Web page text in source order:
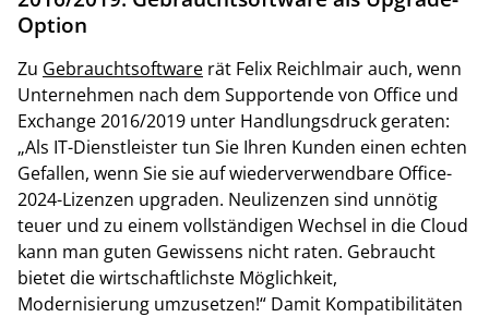
Option
Zu Gebrauchtsoftware rät Felix Reichlmair auch, wenn
Unternehmen nach dem Supportende von Office und
Exchange 2016/2019 unter Handlungsdruck geraten:
„Als IT-Dienstleister tun Sie Ihren Kunden einen echten
Gefallen, wenn Sie sie auf wiederverwendbare Office-
2024-Lizenzen upgraden. Neulizenzen sind unnötig
teuer und zu einem vollständigen Wechsel in die Cloud
kann man guten Gewissens nicht raten. Gebraucht
bietet die wirtschaftlichste Möglichkeit,
Modernisierung umzusetzen!“ Damit Kompatibilitäten